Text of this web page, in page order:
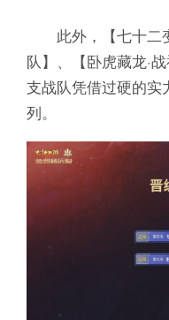
此外，【七十二变
队】、【卧虎藏龙·
支战队凭借过硬的实
列。